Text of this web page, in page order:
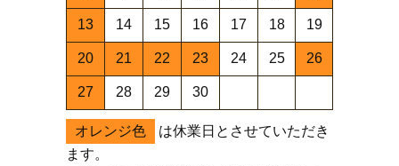
13 14 15 16 17 18 19
20 21 22 23 24 25 26
27 28 29 30
オレンジ色
は休業日とさせていただき
ます。